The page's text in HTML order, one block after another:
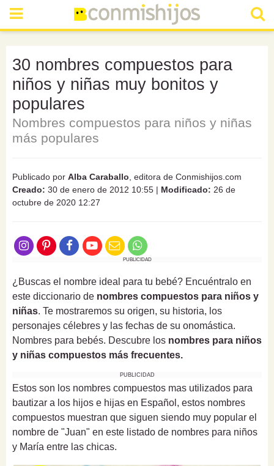
30 nombres compuestos para
niños y niñas muy bonitos y
populares
Nombres compuestos para niños y niñas
más populares
Publicado por Alba Caraballo , editora de Conmishijos.com
Creado: 30 de enero de 2012 10:55 | Modificado: 26 de
octubre de 2020 12:27
PUBLICIDAD
¿Buscas el nombre ideal para tu bebé? Encuéntralo en
este diccionario de nombres compuestos para niños y
niñas. Te mostraremos su origen, su historia, los
personajes célebres y las fechas de su onomástica.
Nombres para bebés. Descubre los nombres para niños
y niñas compuestos más frecuentes.
PUBLICIDAD
Estos son los nombres compuestos mas utilizados para
bautizar a los hijos e hijas en Español, estos nombres
compuestos muestran que siguen siendo muy popular el
nombre de "Juan" en este listado de nombres para niños
y María entre las chicas.